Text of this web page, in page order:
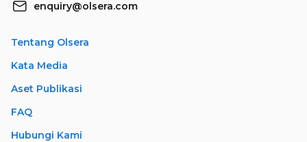
enquiry@olsera.com
Tentang Olsera
Kata Media
Aset Publikasi
FAQ
Hubungi Kami